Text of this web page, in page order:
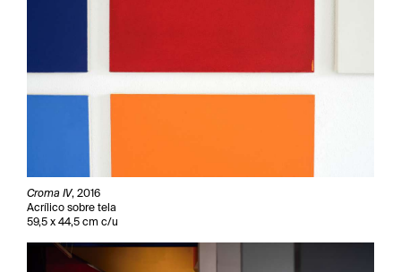
Croma IV, 2016
Acrílico sobre tela
59,5 x 44,5 cm c/u